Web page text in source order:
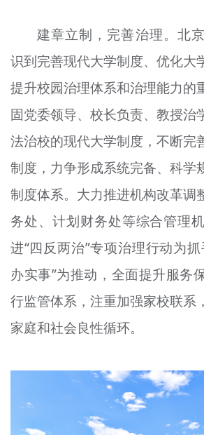
建章立制，完善治理。北
识到完善现代大学制度、优化大
提升校园治理体系和治理能力的
固党委领导、校长负责、教授治
法治校的现代大学制度，不断完
制度，力争形成系统完备、科学
制度体系。大力推进机构改革调
务处、计划财务处等综合管理
进“四反两治”专项治理行动为
办实事”为推动，全面提升服务
行监管体系，注重加强家校联系
家庭和社会良性循环。